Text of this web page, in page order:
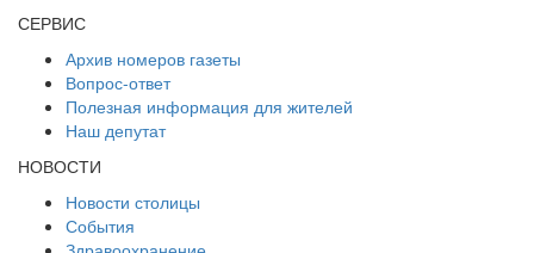
СЕРВИС
Архив номеров газеты
Вопрос-ответ
Полезная информация для жителей
Наш депутат
НОВОСТИ
Новости столицы
События